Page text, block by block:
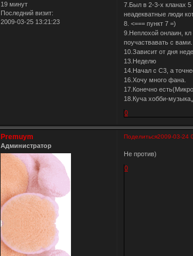
19 минут
Последний визит:
2009-03-25 13:21:23
7.Был в 2-3-х кланах 5
неадекватные люди
8. <=== пункт 7 =)
9.Неплохой онлаин,
поучаствавать с вами.
10.Зависит от дня
13.Неделю
14.Начал с С3, а
16.Хочу много фана.
17.Конечно
18.Куча хобби-
0
Поделиться2009-03-24
Premuym
Администратор
Не против)
0